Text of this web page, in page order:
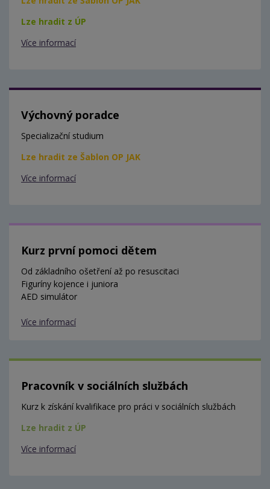
Lze hradit z ÚP
Více informací
Výchovný poradce
Specializační studium
Lze hradit ze Šablon OP JAK
Více informací
Kurz první pomoci dětem
Od základního ošetření až po resuscitaci
Figuríny kojence i juniora
AED simulátor
Více informací
Pracovník v sociálních službách
Kurz k získání kvalifikace pro práci v sociálních službách
Lze hradit z ÚP
Více informací